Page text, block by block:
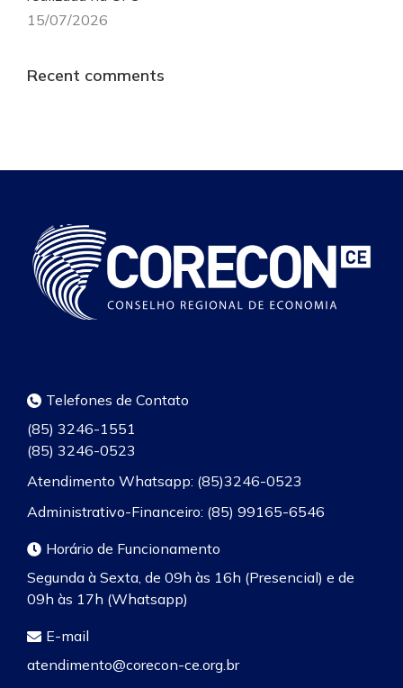
15/07/2026
Recent comments
Telefones de Contato
(85) 3246-1551
(85) 3246-0523
Atendimento Whatsapp: (85)3246-0523
Administrativo-Financeiro: (85) 99165-6546
Horário de Funcionamento
Segunda à Sexta, de 09h às 16h (Presencial) e de
09h às 17h (Whatsapp)
E-mail
atendimento@corecon-ce.org.br